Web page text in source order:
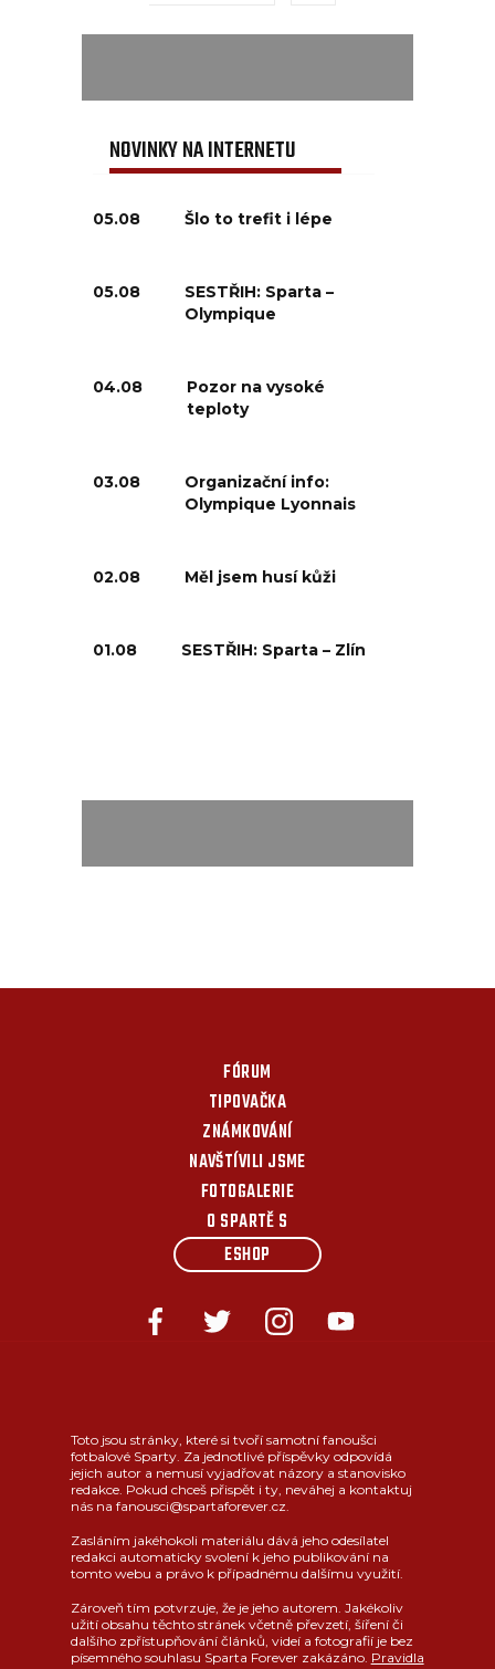
NOVINKY NA INTERNETU
05.08 Šlo to trefit i lépe
05.08
SESTŘIH: Sparta –
Olympique
04.08
Pozor na vysoké
teploty
03.08
Organizační info:
Olympique Lyonnais
02.08 Měl jsem husí kůži
01.08 SESTŘIH: Sparta – Zlín
FÓRUM
TIPOVAČKA
ZNÁMKOVÁNÍ
NAVŠTÍVILI JSME
FOTOGALERIE
O SPARTĚ S
ESHOP
Toto jsou stránky, které si tvoří samotní fanoušci
fotbalové Sparty. Za jednotlivé příspěvky odpovídá
jejich autor a nemusí vyjadřovat názory a stanovisko
redakce. Pokud chceš přispět i ty, neváhej a kontaktuj
nás na fanousci@spartaforever.cz.
Zasláním jakéhokoli materiálu dává jeho odesílatel
redakci automaticky svolení k jeho publikování na
tomto webu a právo k případnému dalšímu využití.
Zároveň tím potvrzuje, že je jeho autorem. Jakékoliv
užití obsahu těchto stránek včetně převzetí, šíření či
dalšího zpřístupňování článků, videí a fotografií je bez
písemného souhlasu Sparta Forever zakázáno. Pravidla